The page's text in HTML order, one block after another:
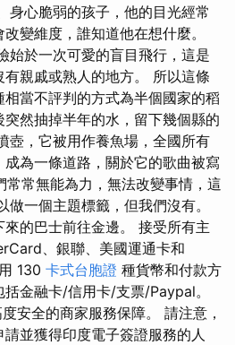
身心脆弱的孩子，他的目光經常
變維度，誰知道他在想什麼。
始於一次可愛的盲目飛行，這是
親戚或熟人的地方。 所以這條
當不評判的方式為半個國家的稻
然抽掉半年的水，留下幾個縣的
壺，它被用作養魚場，全國所有
為一條道路，關於它的歌曲被寫
常無能為力，無法改變事情，這
一個主題標籤，但我們沒有。
的巴士前往金邊。 接受所有主
、銀聯、美國運通卡和
130 卡式台胞證 種貨幣和付款方
金融卡/信用卡/支票/Paypal。
安全的商家服務保障。 請注意，
並獲得印度電子簽證服務的人